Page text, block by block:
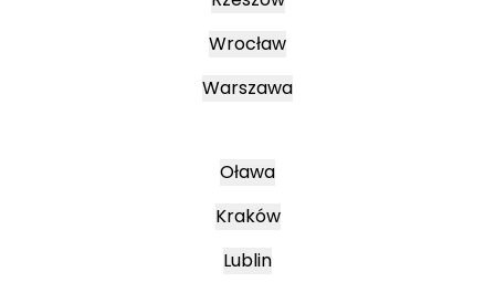
Wrocław
Warszawa
Oława
Kraków
Lublin